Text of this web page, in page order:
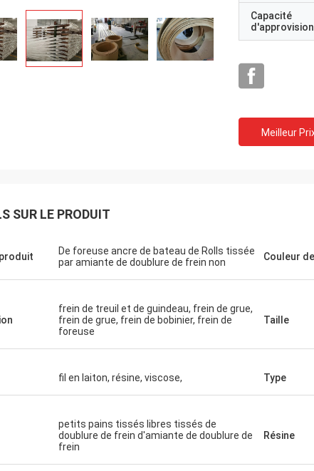
depuis
qualité
le
est
très
Capacité
Meilleur
SUR LE PRODUIT
De foreuse ancre de bateau de Rolls tissée
par amiante de doublure de frein non
Couleur
frein de treuil et de guindeau, frein de grue,
frein de grue, frein de bobinier, frein de
foreuse
Taille
fil en laiton, résine, viscose, Type
petits pains tissés libres tissés de
doublure de frein d'amiante de doublure de
frein
Résine